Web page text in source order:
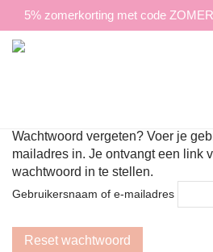
5% zomerkorting met code
Wachtwoord vergeten? Voer je
mailadres in. Je ontvangt een link
wachtwoord in te stellen.
Gebruikersnaam of e-mailadres
Reset wachtwoord